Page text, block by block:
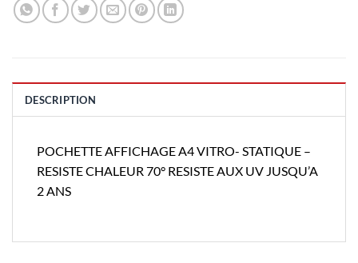
DESCRIPTION
POCHETTE AFFICHAGE A4 VITRO- STATIQUE –
RESISTE CHALEUR 70° RESISTE AUX UV JUSQU’A
2 ANS